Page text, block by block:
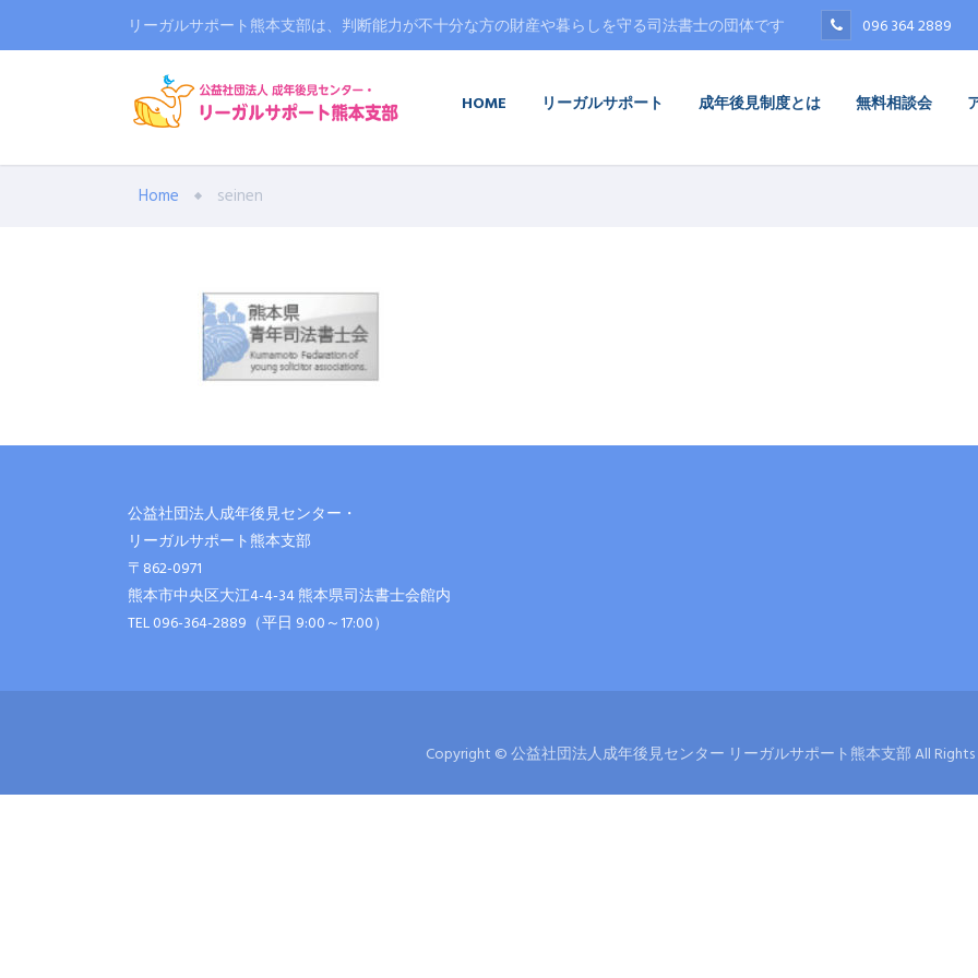
リーガルサポート熊本支部は、判断能力が不十分な方の財産や暮らしを守る司法書士の団体です 096 364 2889
HOME リーガルサポート 成年後見制度とは 無料相談会
Home seinen
公益社団法人成年後見センター・
リーガルサポート熊本支部
〒862-0971
熊本市中央区大江4-4-34 熊本県司法書士会館内
TEL 096-364-2889（平日 9:00～17:00）
Copyright © 公益社団法人成年後見センター リーガルサポート熊本支部 All Rights